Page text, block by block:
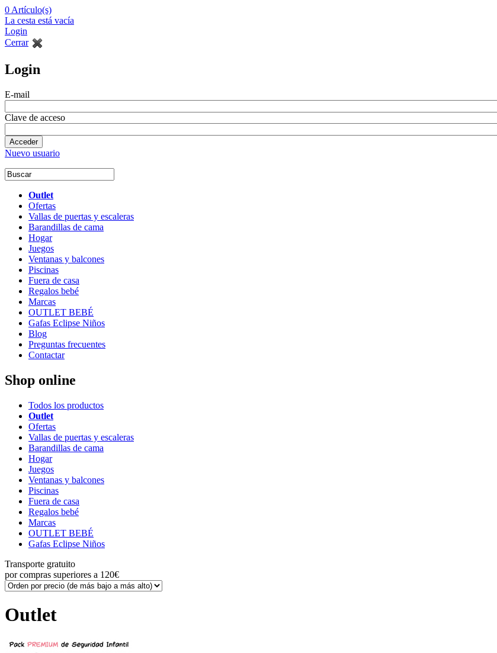
0 Artículo(s)
La cesta está vacía
Login
Cerrar
Login
E-mail
Clave de acceso
Nuevo usuario
Outlet
Ofertas
Vallas de puertas y escaleras
Barandillas de cama
Hogar
Juegos
Ventanas y balcones
Piscinas
Fuera de casa
Regalos bebé
Marcas
OUTLET BEBÉ
Gafas Eclipse Niños
Blog
Preguntas frecuentes
Contactar
Shop online
Todos los productos
Outlet
Ofertas
Vallas de puertas y escaleras
Barandillas de cama
Hogar
Juegos
Ventanas y balcones
Piscinas
Fuera de casa
Regalos bebé
Marcas
OUTLET BEBÉ
Gafas Eclipse Niños
Transporte gratuito
por compras superiores a 120€
Outlet